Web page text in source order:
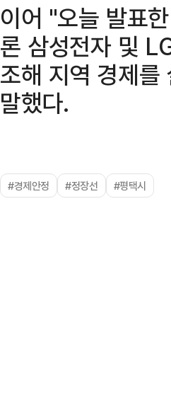
이어 "오늘 발표
론 삼성전자 및
조해 지역 경제를
말했다.
#경제안정 #정장선 #평택시